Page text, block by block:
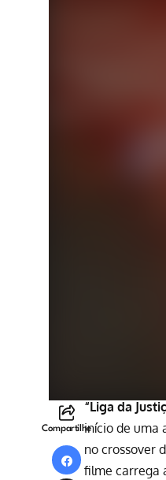
Compartilhe
“Liga da
início de uma
no crossover
filme carrega